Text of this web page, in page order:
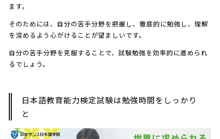
ます。
そのためには、自分の苦手分野を把握し、徹底的に勉強し、理解
を深めるよう心がけることが望ましいです。
自分の苦手分野を克服することで、試験勉強を効率的に進められ
るでしょう。
日本語教育能力検定試験は勉強時間をしっかり
と